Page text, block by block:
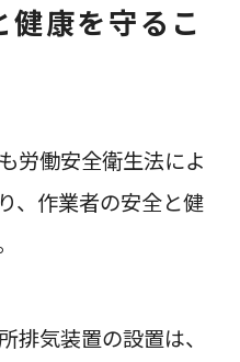
康を守るこ
労働安全衛生法によ
、作業者の安全と健
排気装置の設置は、